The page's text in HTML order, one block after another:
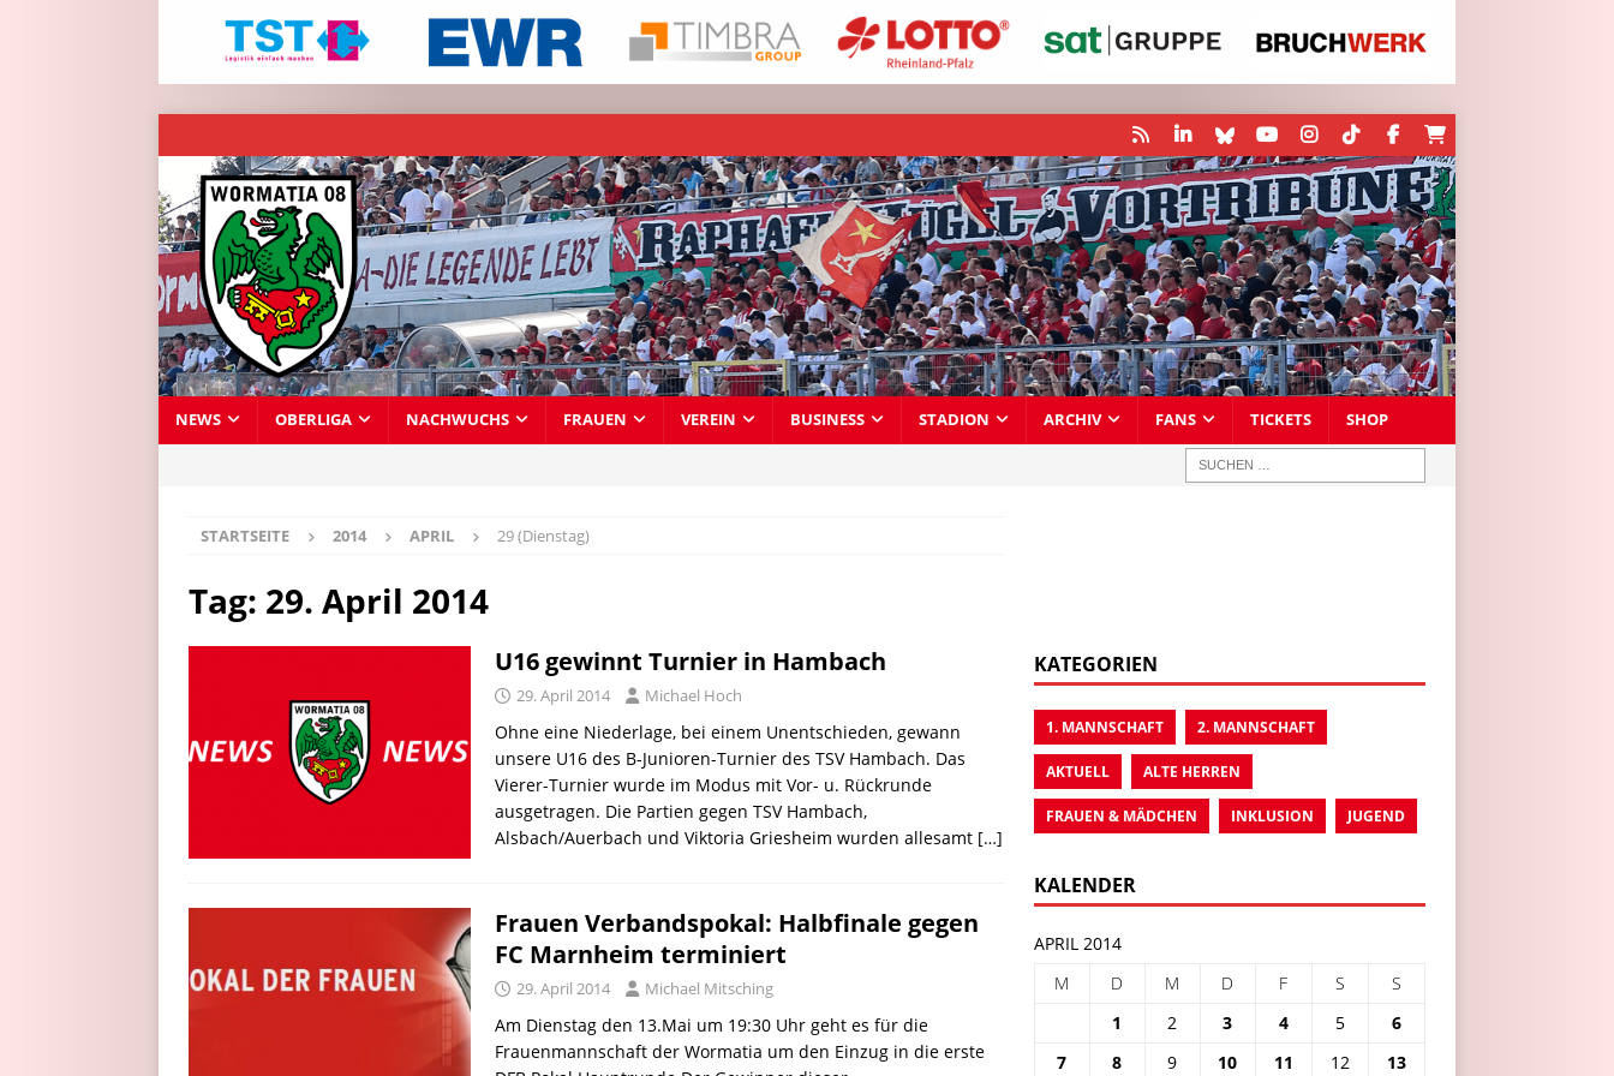
NEWS OBERLIGA NACHWUCHS FRAUEN VEREIN BUSINESS STADION ARCHIV FANS TICKETS SHOP
STARTSEITE 2014 APRIL 29 (Dienstag)
Tag: 29. April 2014
U16 gewinnt Turnier in Hambach
29. April 2014 Michael Hoch
Ohne eine Niederlage, bei einem Unentschieden, gewann
unsere U16 des B-Junioren-Turnier des TSV Hambach. Das
Vierer-Turnier wurde im Modus mit Vor- u. Rückrunde
ausgetragen. Die Partien gegen TSV Hambach,
Alsbach/Auerbach und Viktoria Griesheim wurden allesamt […]
Frauen Verbandspokal: Halbfinale gegen
FC Marnheim terminiert
29. April 2014 Michael Mitsching
Am Dienstag den 13.Mai um 19:30 Uhr geht es für die
Frauenmannschaft der Wormatia um den Einzug in die erste
KATEGORIEN
1. MANNSCHAFT 2. MANNSCHAFT
AKTUELL ALTE HERREN
FRAUEN & MÄDCHEN INKLUSION JUGEND
KALENDER
APRIL 2014
M
D M D F S
S
1
2 3 4 5
6
7
8 9 10 11 12 13